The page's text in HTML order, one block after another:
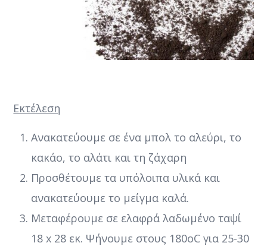
Εκτέλεση
Ανακατεύουμε σε ένα μπολ το αλεύρι, το
κακάο, το αλάτι και τη ζάχαρη
Προσθέτουμε τα υπόλοιπα υλικά και
ανακατεύουμε το μείγμα καλά.
Μεταφέρουμε σε ελαφρά λαδωμένο ταψί
18 x 28 εκ. Ψήνουμε στους 180οC για 25-30